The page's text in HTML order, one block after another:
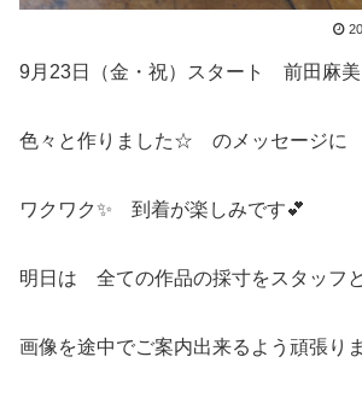
9月23日（金・祝）スタート 前田麻美
色々と作りました☆ のメッセージに
ワクワク✨ 到着が楽しみです💕
明日は 全ての作品の採寸をスタッフ
画像を途中でご案内出来るよう頑張り